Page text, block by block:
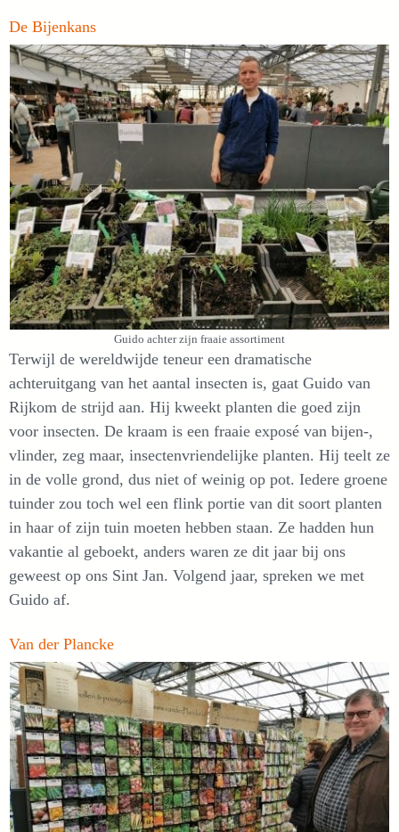
De Bijenkans
Guido achter zijn fraaie assortiment
Terwijl de wereldwijde teneur een dramatische
achteruitgang van het aantal insecten is, gaat Guido van
Rijkom de strijd aan. Hij kweekt planten die goed zijn
voor insecten. De kraam is een fraaie exposé van bijen-,
vlinder, zeg maar, insectenvriendelijke planten. Hij teelt ze
in de volle grond, dus niet of weinig op pot. Iedere groene
tuinder zou toch wel een flink portie van dit soort planten
in haar of zijn tuin moeten hebben staan. Ze hadden hun
vakantie al geboekt, anders waren ze dit jaar bij ons
geweest op ons Sint Jan. Volgend jaar, spreken we met
Guido af.
Van der Plancke